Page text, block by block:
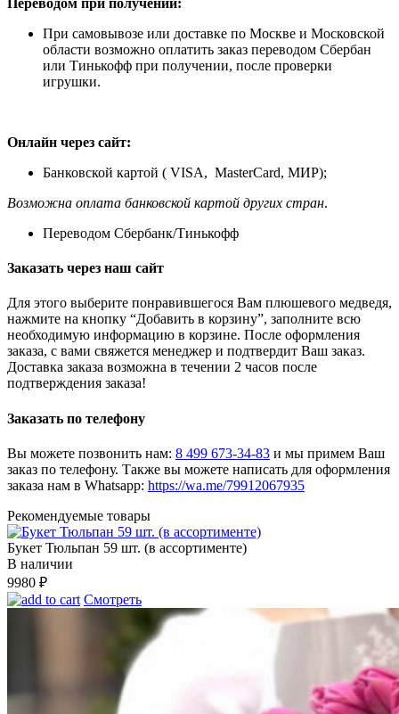
При самовывозе или доставке по Москве и Московской
области возможно оплатить заказ переводом Сбербан
или Тинькофф при получении, после проверки
игрушки.
Онлайн через сайт:
Банковской картой ( VISA, MasterCard, МИР);
Возможна оплата банковской картой других стран.
Переводом Сбербанк/Тинькофф
Заказать через наш сайт
Для этого выберите понравившегося Вам плюшевого медведя,
нажмите на кнопку “Добавить в корзину”, заполните всю
необходимую информацию в корзине. После оформления
заказа, с вами свяжется менеджер и подтвердит Ваш заказ.
Доставка заказа возможна в течении 2 часов после
подтверждения заказа!
Заказать по телефону
Вы можете позвонить нам: 8 499 673-34-83 и мы примем Ваш
заказ по телефону. Также вы можете написать для оформления
заказа нам в Whatsapp: https://wa.me/79912067935
Рекомендуемые товары
Букет Тюльпан 59 шт. (в ассортименте)
В наличии
9980 ₽
Смотреть